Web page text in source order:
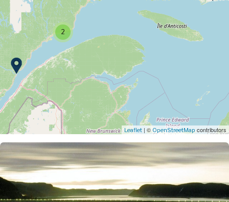
2
Leaflet | © OpenStreetMap contributors